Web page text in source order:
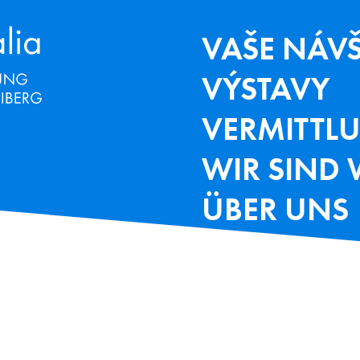
Terra Mineralia Mineralien
VAŠE
VÝSTAVY
WIR SIND
ÜBER UNS